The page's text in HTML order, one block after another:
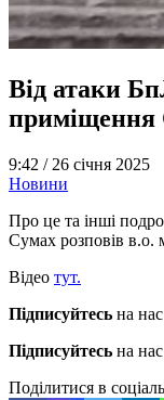
Від атаки
приміщення
9:42 / 26 січня 2025
Новини
Про це та інші
Сумах розповів в.о.
Відео тут.
Підписуйтесь на
Підписуйтесь на
Поділитися в